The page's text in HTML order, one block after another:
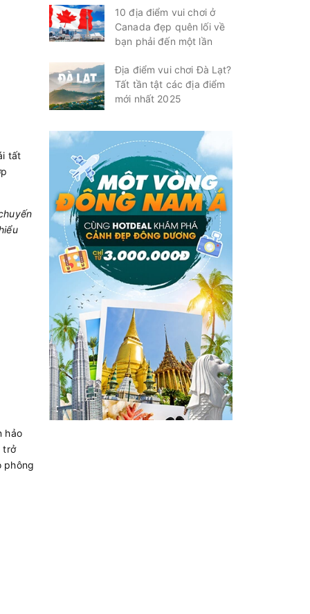
tất
hảo
trở
phông
10 địa điểm vui chơi ở
Canada đẹp quên lối về
bạn phải đến một lần
Địa điểm vui chơi Đà Lạt?
Tất tần tật các địa điểm
mới nhất 2025